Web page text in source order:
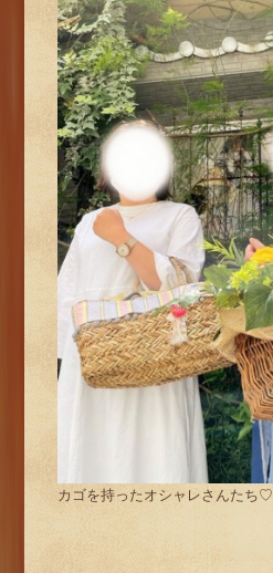
カゴを持ったオシャレさんたち♡